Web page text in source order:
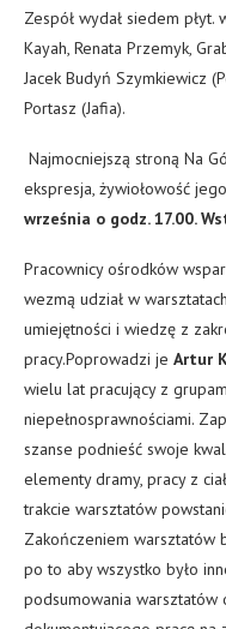
Zespół wydał siedem płyt.
Kayah, Renata Przemyk,
Jacek Budyń Szymkiewicz
Portasz (Jafia).
Najmocniejszą stroną Na
ekspresja, żywiołowość
września o godz. 17.00.
Pracownicy ośrodków
wezmą udział w
umiejętności i wiedzę z
pracy.Poprowadzi je Artur
wielu lat pracujący z
niepełnosprawnościami.
szanse podnieść swoje
elementy dramy, pracy z
trakcie warsztatów
Zakończeniem warsztatów
po to aby wszystko było
podsumowania